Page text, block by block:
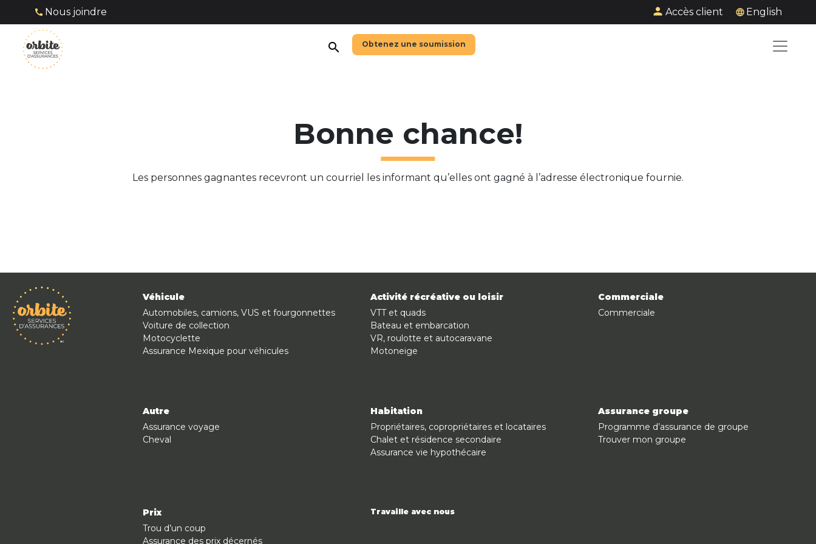
Nous joindre Accès client English
search Obtenez une soumission
Bonne chance!
Les personnes gagnantes recevront un courriel les informant qu’elles ont gagné à l’adresse électronique fournie.
Véhicule
Automobiles, camions, VUS et fourgonnettes
Voiture de collection
Motocyclette
Assurance Mexique pour véhicules
Activité récréative ou loisir
VTT et quads
Bateau et embarcation
VR, roulotte et autocaravane
Motoneige
Commerciale
Commerciale
Autre
Assurance voyage
Cheval
Habitation
Propriétaires, copropriétaires et locataires
Chalet et résidence secondaire
Assurance vie hypothécaire
Assurance groupe
Programme d’assurance de groupe
Trouver mon groupe
Prix
Trou d’un coup
Assurance des prix décernés
Travaille avec nous